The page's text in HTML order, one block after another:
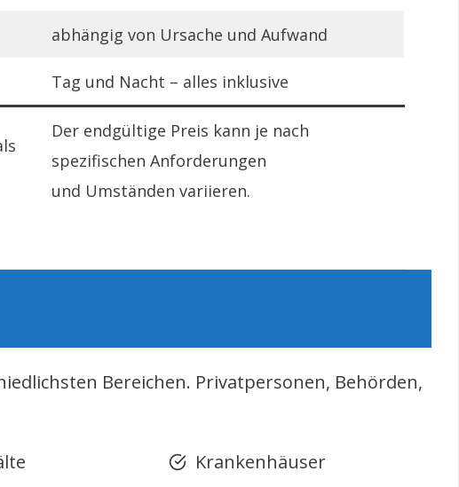
abhängig von Ursache und Aufwand
Tag und Nacht – alles inklusive
Der endgültige Preis kann je nach
spezifischen Anforderungen
und Umständen variieren.
Bereichen. Privatpersonen, Behörden,
Krankenhäuser